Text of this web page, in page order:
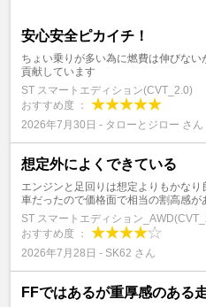
安心安全ピカイチ！
ちょい乗りが多い為に燃費は伸びな
貢献しています
ST スマートエディション(CVT_2.0)
おすすめ度 ：
2026年7月30日 - タローとジロー さん
想定外によくできている
エンジンと足回りは想定よりもかな
車だったので価格面で相当の割高感が
ST スマートエディション
おすすめ度 ：
2026年7月28日 - SK62 さん
FFではあるが重厚感のある